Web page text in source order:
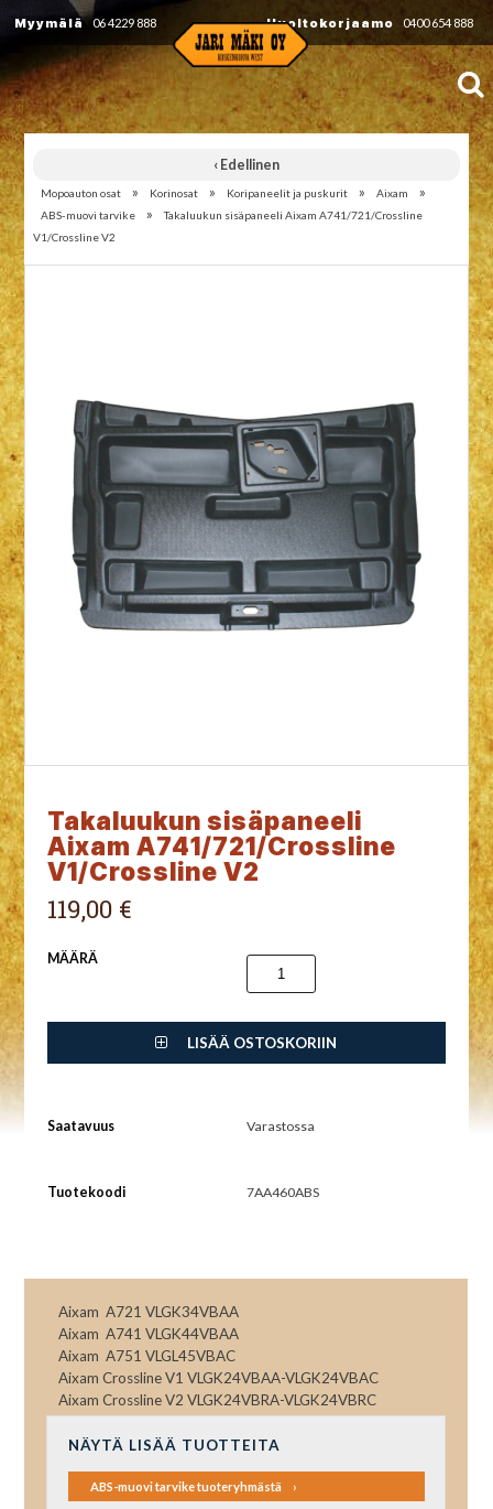
Myymälä 06 4229 888 Huoltokorjaamo 0400 654 888
‹ Edellinen
Mopoauton osat » Korinosat » Koripaneelit ja puskurit » Aixam »
ABS-muovi tarvike »
Takaluukun sisäpaneeli Aixam A741/721/Crossline
V1/Crossline V2
Takaluukun sisäpaneeli
Aixam A741/721/Crossline
V1/Crossline V2
119,00 €
MÄÄRÄ
LISÄÄ OSTOSKORIIN
Saatavuus Varastossa
Tuotekoodi 7AA460ABS
Aixam A721 VLGK34VBAA
Aixam A741 VLGK44VBAA
Aixam A751 VLGL45VBAC
Aixam Crossline V1 VLGK24VBAA-VLGK24VBAC
Aixam Crossline V2 VLGK24VBRA-VLGK24VBRC
NÄYTÄ LISÄÄ TUOTTEITA
ABS-muovi tarvike tuoteryhmästä